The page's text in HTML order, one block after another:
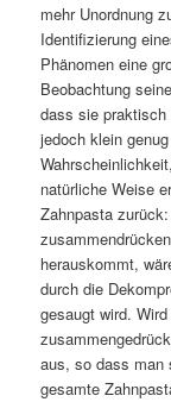
mehr Unordnung
Identifizierung
Phänomen eine
Beobachtung
dass sie praktisch
jedoch klein
natürliche Weise
Zahnpasta
herauskommt,
durch die
gesaugt wird.
aus, so dass man
gesamte